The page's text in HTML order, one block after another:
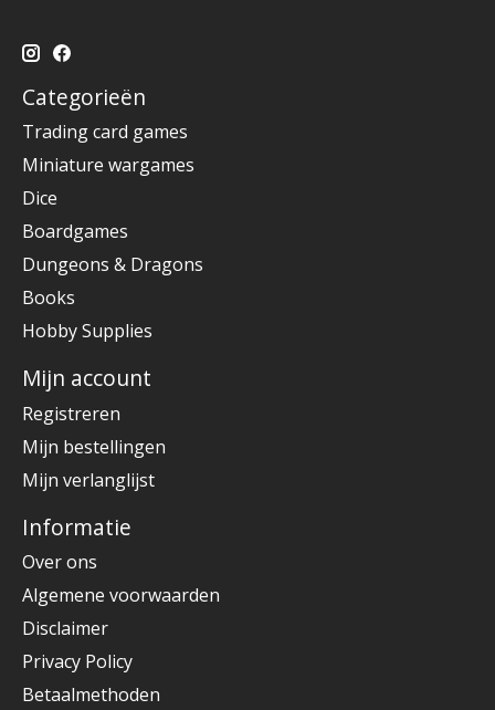
Categorieën
Trading card games
Miniature wargames
Dice
Boardgames
Dungeons & Dragons
Books
Hobby Supplies
Mijn account
Registreren
Mijn bestellingen
Mijn verlanglijst
Informatie
Over ons
Algemene voorwaarden
Disclaimer
Privacy Policy
Betaalmethoden